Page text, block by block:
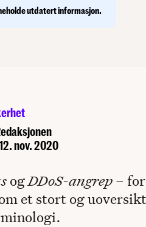
utdatert informasjon.
nov. 2020
ogDDoS-angrep–
et stort og